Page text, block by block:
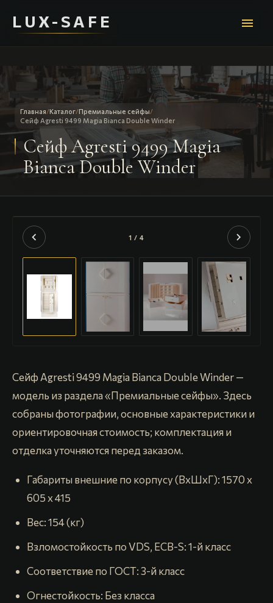
LUX-SAFE menu
Главная/Каталог/Премиальные сейфы/
Сейф Agresti 9499 Magia Bianca Double Winder
Сейф Agresti 9499 Magia
Bianca Double Winder
chevron_left 1 / 4 chevron_right
Сейф Agresti 9499 Magia Bianca Double Winder —
модель из раздела «Премиальные сейфы». Здесь
собраны фотографии, основные характеристики и
ориентировочная стоимость; комплектация и
отделка уточняются перед заказом.
Габариты внешние по корпусу (ВхШхГ): 1570 x
605 x 415
Вес: 154 (кг)
Взломостойкость по VDS, ECB-S: 1-й класс
Соответствие по ГОСТ: 3-й класс
Огнестойкость: Без класса